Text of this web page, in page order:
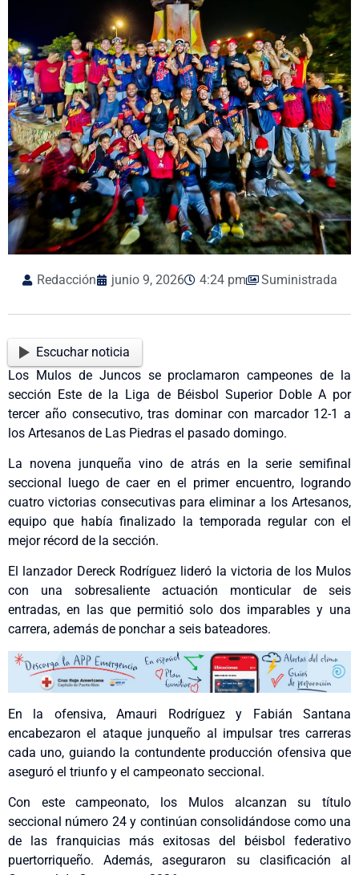
Redacción junio 9, 2026 4:24 pm Suministrada
Escuchar noticia
Los Mulos de Juncos se proclamaron campeones de la
sección Este de la Liga de Béisbol Superior Doble A por
tercer año consecutivo, tras dominar con marcador 12-1 a
los Artesanos de Las Piedras el pasado domingo.
La novena junqueña vino de atrás en la serie semifinal
seccional luego de caer en el primer encuentro, logrando
cuatro victorias consecutivas para eliminar a los Artesanos,
equipo que había finalizado la temporada regular con el
mejor récord de la sección.
El lanzador Dereck Rodríguez lideró la victoria de los Mulos
con una sobresaliente actuación monticular de seis
entradas, en las que permitió solo dos imparables y una
carrera, además de ponchar a seis bateadores.
En la ofensiva, Amauri Rodríguez y Fabián Santana
encabezaron el ataque junqueño al impulsar tres carreras
cada uno, guiando la contundente producción ofensiva que
aseguró el triunfo y el campeonato seccional.
Con este campeonato, los Mulos alcanzan su título
seccional número 24 y continúan consolidándose como una
de las franquicias más exitosas del béisbol federativo
puertorriqueño. Además, aseguraron su clasificación al